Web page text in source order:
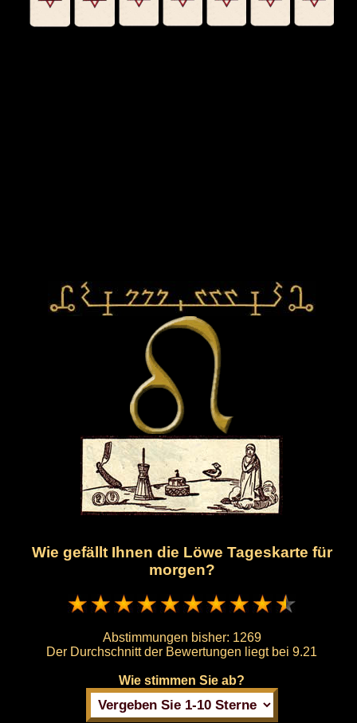
Wie gefällt Ihnen die Löwe Tageskarte für
morgen?
Abstimmungen bisher: 1269
Der Durchschnitt der Bewertungen liegt bei 9.21
Wie stimmen Sie ab?